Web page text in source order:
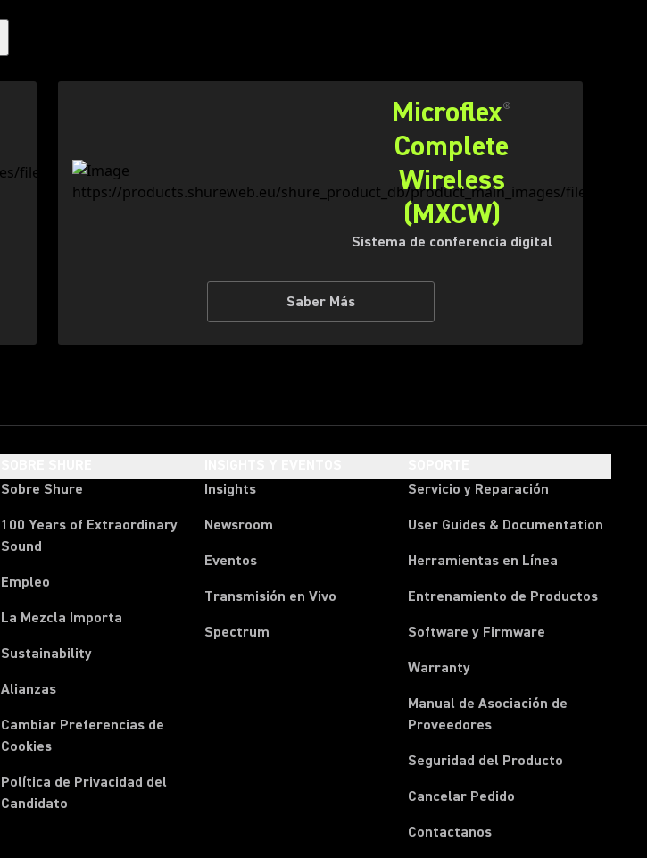
Microflex®
Complete
Wireless
(MXCW)
Sistema de conferencia digital
Saber Más
Sobre Shure
100 Years of Extraordinary
Sound
Empleo
La Mezcla Importa
Sustainability
Alianzas
Cambiar Preferencias de
Cookies
Política de Privacidad del
Candidato
Insights
Newsroom
Eventos
Transmisión en Vivo
Spectrum
Servicio y Reparación
User Guides & Documentation
Herramientas en Línea
Entrenamiento de Productos
Software y Firmware
Warranty
Manual de Asociación de
Proveedores(Opens in a new tab)
Seguridad del Producto
Cancelar Pedido
Contactanos(Opens in a new tab)